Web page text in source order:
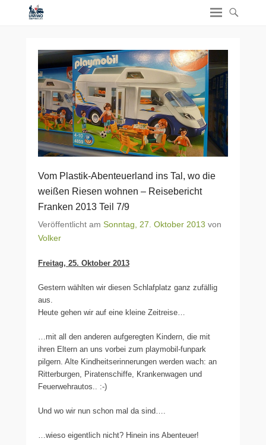
Vom Plastik-Abenteuerland ins Tal, wo die
weißen Riesen wohnen – Reisebericht
Franken 2013 Teil 7/9
Veröffentlicht am Sonntag, 27. Oktober 2013 von
Volker
Freitag, 25. Oktober 2013
Gestern wählten wir diesen Schlafplatz ganz zufällig
aus.
Heute gehen wir auf eine kleine Zeitreise…
…mit all den anderen aufgeregten Kindern, die mit
ihren Eltern an uns vorbei zum playmobil-funpark
pilgern. Alte Kindheitserinnerungen werden wach: an
Ritterburgen, Piratenschiffe, Krankenwagen und
Feuerwehrautos.. :-)
Und wo wir nun schon mal da sind….
…wieso eigentlich nicht? Hinein ins Abenteuer!